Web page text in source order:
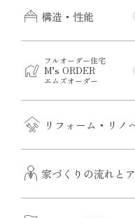
構造・性能
フルオーダー住宅
M’s ORDER
エムズオーダー
リフォーム・リノ
家づくりの流れと